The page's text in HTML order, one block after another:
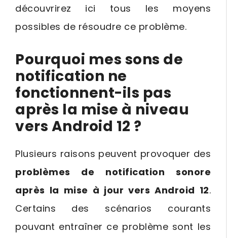
découvrirez ici tous les moyens
possibles de résoudre ce problème.
Pourquoi mes sons de
notification ne
fonctionnent-ils pas
après la mise à niveau
vers Android 12 ?
Plusieurs raisons peuvent provoquer des
problèmes de notification sonore
après la mise à jour vers Android 12.
Certains des scénarios courants
pouvant entraîner ce problème sont les